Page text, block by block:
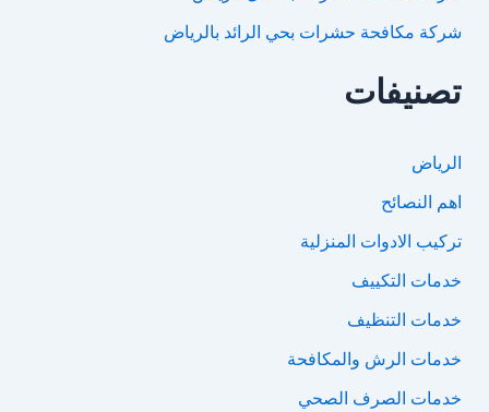
شركة مكافحة حشرات بحي الرائد بالرياض
تصنيفات
الرياض
اهم النصائح
تركيب الادوات المنزلية
خدمات التكييف
خدمات التنظيف
خدمات الرش والمكافحة
خدمات الصرف الصحي